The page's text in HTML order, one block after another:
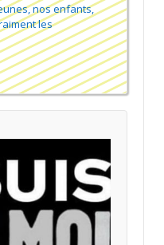
nos enfants,
les